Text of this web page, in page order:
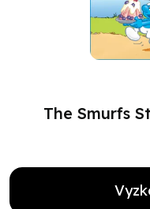
The Smurfs